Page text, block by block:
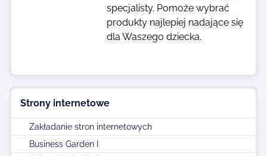
Strony internetowe
Zakładanie stron internetowych
Business Garden I
specjalisty. Pomoże wybrać
produkty najlepiej nadające się
dla Waszego dziecka.